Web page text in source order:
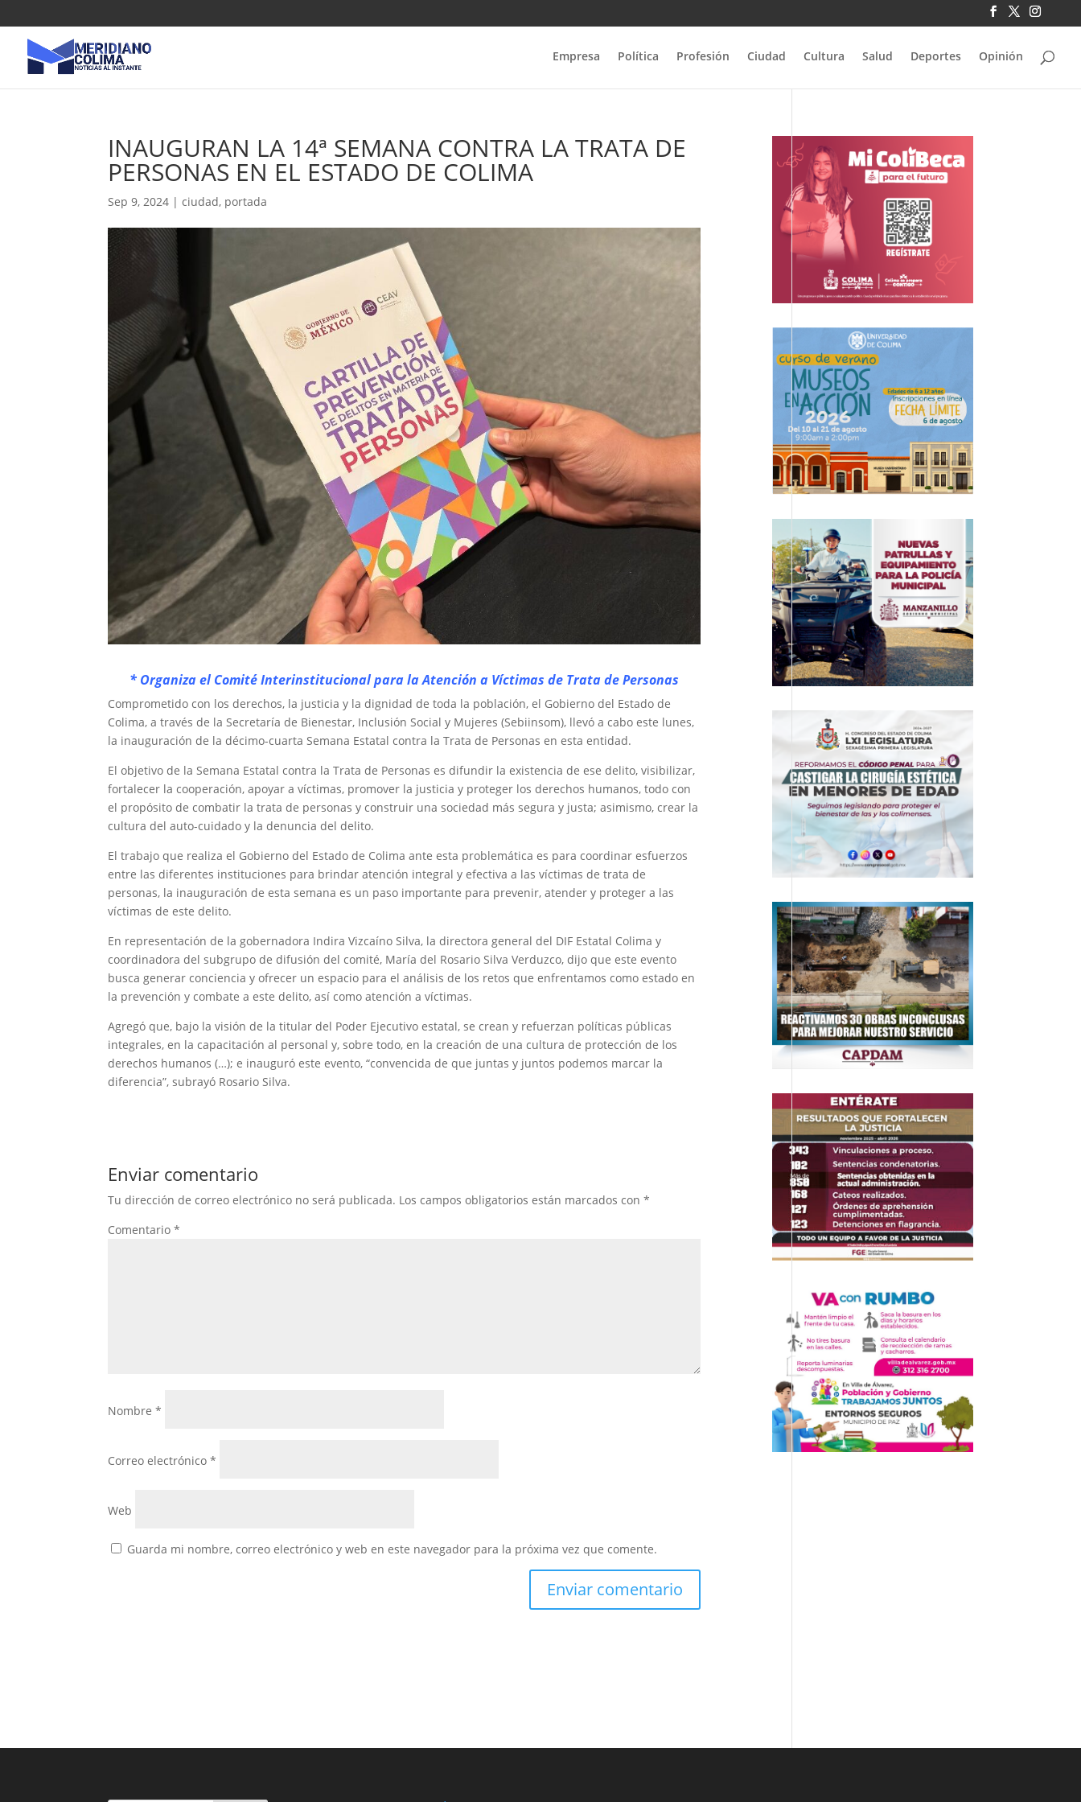
Empresa Política Profesión Ciudad Cultura Salud Deportes Opinión
INAUGURAN LA 14ª SEMANA CONTRA LA TRATA DE
PERSONAS EN EL ESTADO DE COLIMA
Sep 9, 2024 |ciudad, portada
* Organiza el Comité Interinstitucional para la Atención a Víctimas de Trata de Personas
Comprometido con los derechos, la justicia y la dignidad de toda la población, el Gobierno del Estado de
Colima, a través de la Secretaría de Bienestar, Inclusión Social y Mujeres (Sebiinsom), llevó a cabo este lunes,
la inauguración de la décimo-cuarta Semana Estatal contra la Trata de Personas en esta entidad.
El objetivo de la Semana Estatal contra la Trata de Personas es difundir la existencia de ese delito, visibilizar,
fortalecer la cooperación, apoyar a víctimas, promover la justicia y proteger los derechos humanos, todo con
el propósito de combatir la trata de personas y construir una sociedad más segura y justa; asimismo, crear la
cultura del auto-cuidado y la denuncia del delito.
El trabajo que realiza el Gobierno del Estado de Colima ante esta problemática es para coordinar esfuerzos
entre las diferentes instituciones para brindar atención integral y efectiva a las víctimas de trata de
personas, la inauguración de esta semana es un paso importante para prevenir, atender y proteger a las
víctimas de este delito.
En representación de la gobernadora Indira Vizcaíno Silva, la directora general del DIF Estatal Colima y
coordinadora del subgrupo de difusión del comité, María del Rosario Silva Verduzco, dijo que este evento
busca generar conciencia y ofrecer un espacio para el análisis de los retos que enfrentamos como estado en
la prevención y combate a este delito, así como atención a víctimas.
Agregó que, bajo la visión de la titular del Poder Ejecutivo estatal, se crean y refuerzan políticas públicas
integrales, en la capacitación al personal y, sobre todo, en la creación de una cultura de protección de los
derechos humanos (…); e inauguró este evento, “convencida de que juntas y juntos podemos marcar la
diferencia”, subrayó Rosario Silva.
Enviar comentario
Tu dirección de correo electrónico no será publicada. Los campos obligatorios están marcados con*
Comentario*
Nombre*
Correo electrónico*
Web
Guarda mi nombre, correo electrónico y web en este navegador para la próxima vez que comente.